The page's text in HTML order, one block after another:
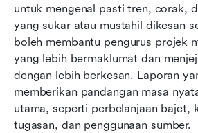
untuk mengenal pasti tren, corak,
yang sukar atau mustahil dikesan
boleh membantu pengurus projek
yang lebih bermaklumat dan
dengan lebih berkesan. Laporan
memberikan pandangan masa
utama, seperti perbelanjaan bajet,
tugasan, dan penggunaan sumber.